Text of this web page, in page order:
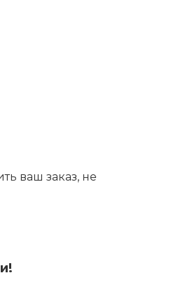
ваш заказ, не